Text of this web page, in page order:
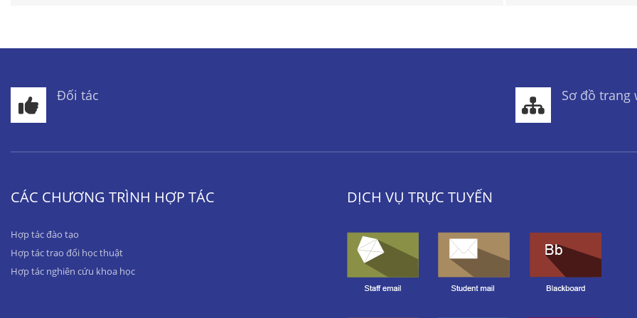
Đối tác Sơ đồ trang
CÁC CHƯƠNG TRÌNH HỢP TÁC
Hợp tác đào tạo
Hợp tác trao đổi học thuật
Hợp tác nghiên cứu khoa học
DỊCH VỤ TRỰC TUYẾN